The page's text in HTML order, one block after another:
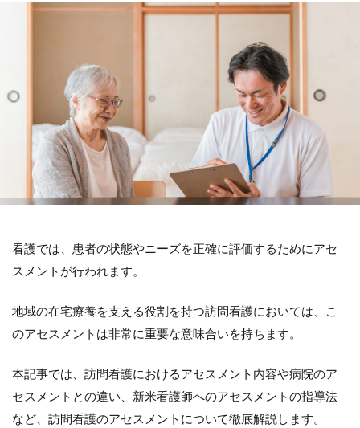
看護では、患者の状態やニーズを正確に評価するためにアセ
スメントが行われます。
地域の在宅療養を支える役割を持つ訪問看護においては、こ
のアセスメントは非常に重要な意味合いを持ちます。
本記事では、訪問看護におけるアセスメント内容や病院のア
セスメントとの違い、新米看護師へのアセスメントの指導法
など、訪問看護のアセスメントについて徹底解説します。